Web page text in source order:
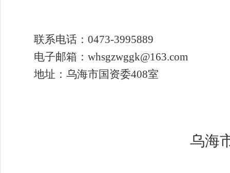
联系电话： 0473-3995889
电子邮箱： whsgzwggk@163.com
地址：乌海市国资委408室
乌海